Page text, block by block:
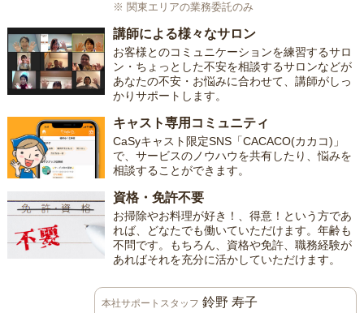
※ 関東エリアの業務委託のみ
講師による様々なサロン
お客様とのコミュニケーションを練習するサロ
ン・ちょっとした不安を相談するサロンなどが
あなたの不安・お悩みに合わせて、講師がしっ
かりサポートします。
キャスト専用コミュニティ
CaSyキャスト限定SNS「CACACO(カカコ)」
で、サービスのノウハウを共有したり、悩みを
相談することができます。
資格・免許不要
お掃除やお料理が好き！、得意！という方であ
れば、どなたでも働いていただけます。年齢も
不問です。もちろん、資格や免許、職務経験が
あればそれを充分に活かしていただけます。
本社サポートスタッフ 鈴野 寿子